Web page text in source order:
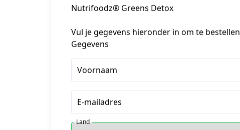
Nutrifoodz® Greens Detox
Vul je gegevens hieronder in om te bestellen
Gegevens
Voornaam
E-mailadres
Land